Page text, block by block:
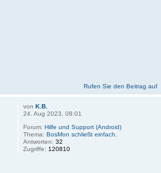
Rufen Sie den Beitrag auf
von K.B.
24. Aug 2023, 08:01
Forum: Hilfe und Support (Android)
Thema: BosMon schließt einfach.
Antworten: 32
Zugriffe: 120810